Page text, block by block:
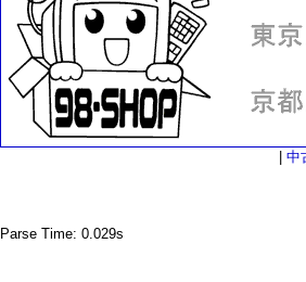
中
Parse Time: 0.029s